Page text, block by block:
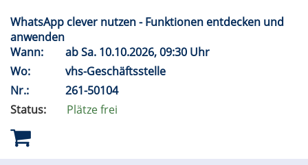
WhatsApp clever nutzen - Funktionen entdecken und
anwenden
Wann:
abSa. 10.10.2026, 09:30 Uhr
Wo:
vhs-Geschäftsstelle
Nr.:
261-50104
Status:
Plätze frei